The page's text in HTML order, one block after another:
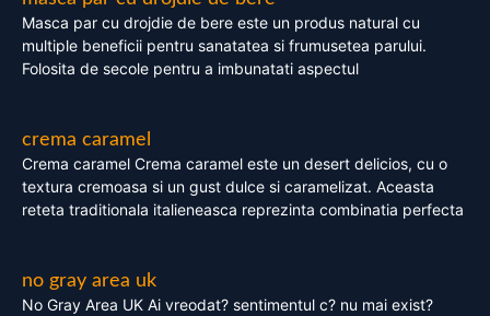
Masca par cu drojdie de bere este un produs natural cu
multiple beneficii pentru sanatatea si frumusetea parului.
Folosita de secole pentru a imbunatati aspectul
crema caramel
Crema caramel Crema caramel este un desert delicios, cu o
textura cremoasa si un gust dulce si caramelizat. Aceasta
reteta traditionala italieneasca reprezinta combinatia perfecta
no gray area uk
No Gray Area UK Ai vreodat? sentimentul c? nu mai exist?